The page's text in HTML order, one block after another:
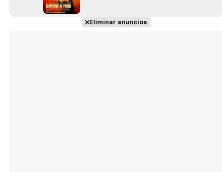
Eliminar anuncios